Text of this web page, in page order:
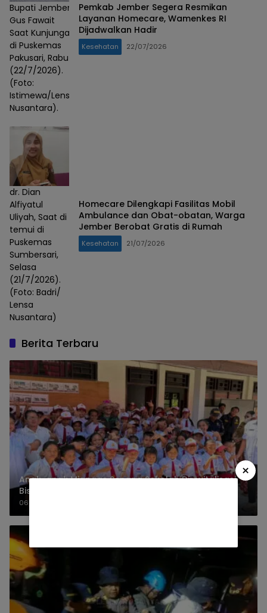
Bupati Jember
Gus Fawait
Saat Kunjungan
di Puskemas
Pakusari, Rabu
(22/7/2026).
(Foto:
Istimewa/Lensa
Nusantara).
Pemkab Jember Segera Resmikan
Layanan Homecare, Wamenkes RI
Dijadwalkan Hadir
Kesehatan 22/07/2026
dr. Dian
Alfiyatul
Uliyah, Saat di
temui di
Puskemas
Sumbersari,
Selasa
(21/7/2026).
(Foto: Badri/
Lensa
Nusantara)
Homecare Dilengkapi Fasilitas Mobil
Ambulance dan Obat-obatan, Warga
Jember Berobat Gratis di Rumah
Kesehatan 21/07/2026
Berita Terbaru
Anak-anak Miangas Senang Sekolah Direvitalisasi
Bisa Belajar Lebih Nyaman
06/08/2026
×